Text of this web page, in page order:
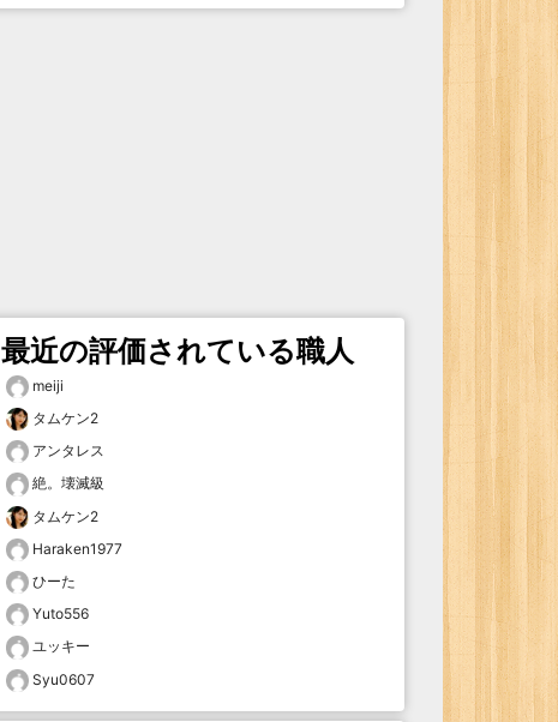
最近の評価されている職人
meiji
タムケン2
アンタレス
絶。壊滅級
タムケン2
Haraken1977
ひーた
Yuto556
ユッキー
Syu0607